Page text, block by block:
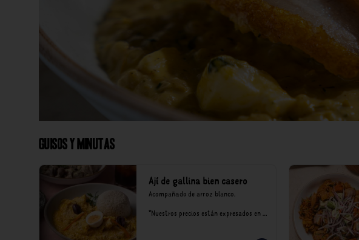
Guisos y Minutas
Ají de gallina bien casero
Acompañado de arroz blanco.
*Nuestros precios están expresados en